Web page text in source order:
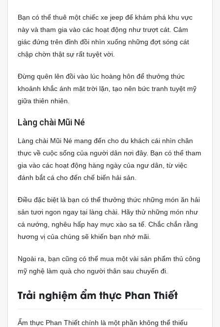
Bạn có thể thuê một chiếc xe jeep để khám phá khu vực
này và tham gia vào các hoạt động như trượt cát. Cảm
giác đứng trên đỉnh đồi nhìn xuống những đợt sóng cát
chập chờn thật sự rất tuyệt vời.
Đừng quên lên đồi vào lúc hoàng hôn để thưởng thức
khoảnh khắc ánh mặt trời lặn, tạo nên bức tranh tuyệt mỹ
giữa thiên nhiên.
Làng chài Mũi Né
Làng chài Mũi Né mang đến cho du khách cái nhìn chân
thực về cuộc sống của người dân nơi đây. Bạn có thể tham
gia vào các hoạt động hàng ngày của ngư dân, từ việc
đánh bắt cá cho đến chế biến hải sản.
Điều đặc biệt là bạn có thể thưởng thức những món ăn hải
sản tươi ngon ngay tại làng chài. Hãy thử những món như
cá nướng, nghêu hấp hay mực xào sa tế. Chắc chắn rằng
hương vị của chúng sẽ khiến bạn nhớ mãi.
Ngoài ra, bạn cũng có thể mua một vài sản phẩm thủ công
mỹ nghệ làm quà cho người thân sau chuyến đi.
Trải nghiệm ẩm thực Phan Thiết
Ẩm thực Phan Thiết chính là một phần không thể thiếu